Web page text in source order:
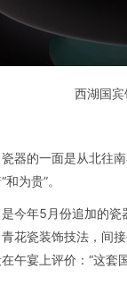
西湖国
器的一面是从北
为贵”。
今年5月份追加的
花瓷装饰技法，间
午宴上评价：“这